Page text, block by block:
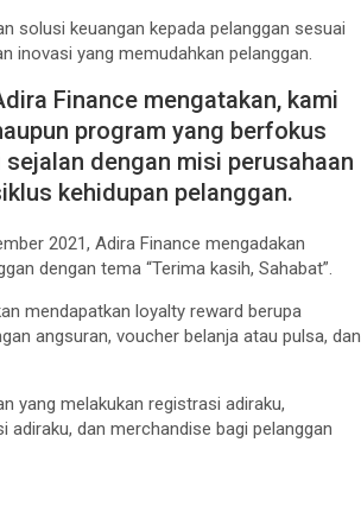
solusi keuangan kepada pelanggan sesuai
inovasi yang memudahkan pelanggan.
Finance mengatakan, kami
program yang berfokus
dengan misi perusahaan
kehidupan pelanggan.
2021, Adira Finance mengadakan
dengan tema “Terima kasih, Sahabat”.
mendapatkan loyalty reward berupa
angsuran, voucher belanja atau pulsa, dan
yang melakukan registrasi adiraku,
dan merchandise bagi pelanggan